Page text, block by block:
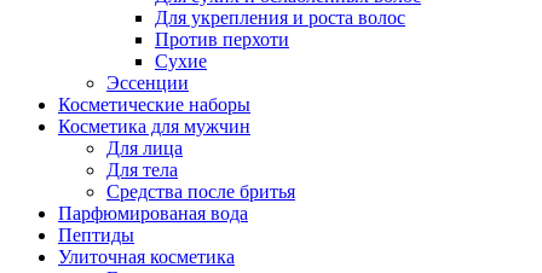
Для укрепления и роста волос
Против перхоти
Сухие
Эссенции
Косметические наборы
Косметика для мужчин
Для лица
Для тела
Средства после бритья
Парфюмированая вода
Пептиды
Улиточная косметика